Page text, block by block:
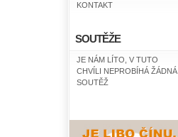
KONTAKT
SOUTĚŽE
JE NÁM LÍTO, V TUTO
CHVÍLI NEPROBÍHÁ ŽÁDNÁ
SOUTĚŽ